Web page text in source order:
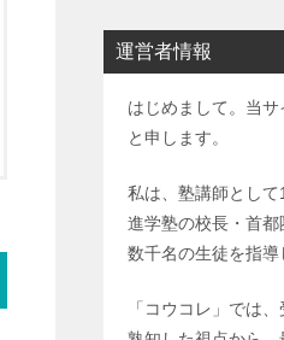
運営者情報
はじめまして。当
と申します。
私は、塾講師とし
進学塾の校長・首都
数千名の生徒を指導
「コウコレ」では